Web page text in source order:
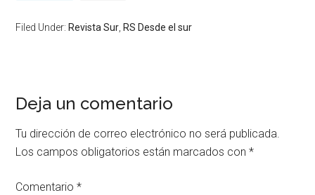
Filed Under: Revista Sur, RS Desde el sur
Deja un comentario
Tu dirección de correo electrónico no será publicada.
Los campos obligatorios están marcados con*
Comentario*